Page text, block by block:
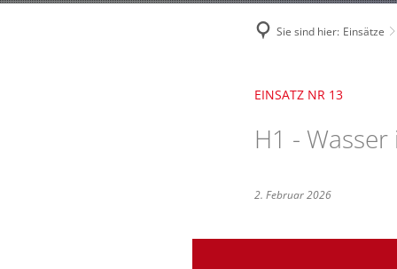
Sie sind hier: Einsätze
EINSATZ NR 13
H1 -
2. Februar 2026